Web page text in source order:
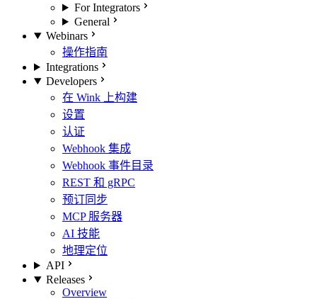
For Integrators
General
Webinars
操作指南
Integrations
Developers
在 Wink 上构建
设置
认证
Webhook 集成
Webhook 事件目录
REST 和 gRPC
预订同步
MCP 服务器
AI 技能
地理定位
API
Releases
Overview